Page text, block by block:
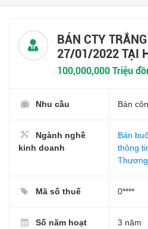
BÁN CTY
27/01/2022 TẠI
100,000,000 Triệu
Nhu cầu Bán
Ngành nghề
kinh doanh
Bán
thông
Mã số thuế 0****
Số năm hoạt
3 năm